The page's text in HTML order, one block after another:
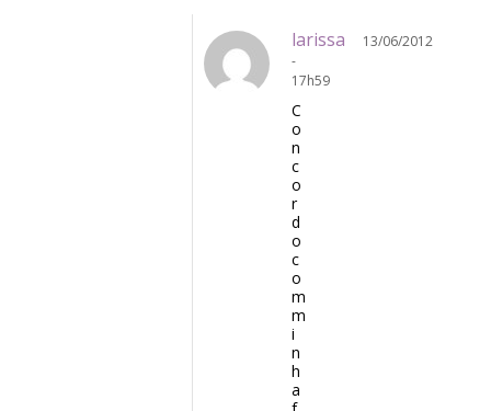
larissa
13/06/2012
-
17h59
C
o
n
c
o
r
d
o
c
o
m
m
i
n
h
a